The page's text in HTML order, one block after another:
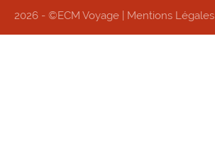
2026 - ©ECM Voyage | Mentions Légales